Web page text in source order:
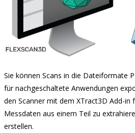
Sie können Scans in die Dateiformate
für nachgeschaltete Anwendungen
den Scanner mit dem XTract3D Add-in
Messdaten aus einem Teil zu
erstellen.